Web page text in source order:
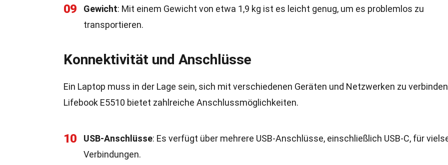
09 Gewicht: Mit einem Gewicht von etwa 1,9 kg ist es leicht genug, um es problemlos zu
transportieren.
Konnektivität und Anschlüsse
Ein Laptop muss in der Lage sein, sich mit verschiedenen Geräten und Netzwerken zu
Lifebook E5510 bietet zahlreiche Anschlussmöglichkeiten.
10 USB-Anschlüsse: Es verfügt über mehrere USB-Anschlüsse, einschließlich USB-C, für
Verbindungen.